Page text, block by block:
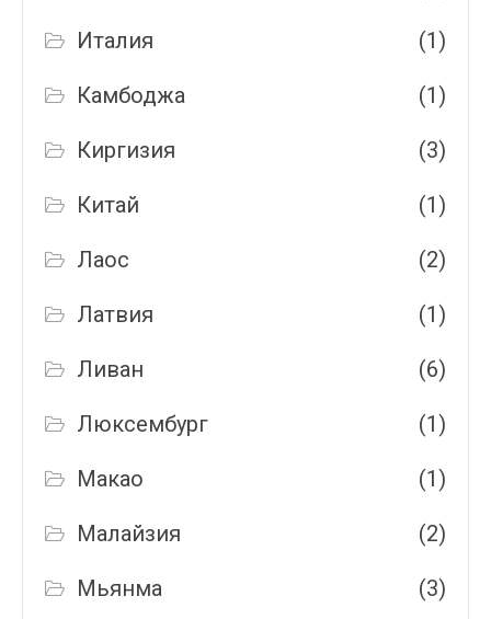
Италия (1)
Камбоджа (1)
Киргизия (3)
Китай (1)
Лаос (2)
Латвия (1)
Ливан (6)
Люксембург (1)
Макао (1)
Малайзия (2)
Мьянма (3)